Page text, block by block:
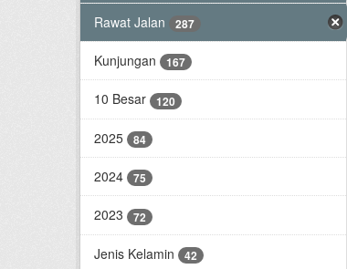
Rawat Jalan 287
Kunjungan 167
10 Besar 120
2025 84
2024 75
2023 72
Jenis Kelamin 42